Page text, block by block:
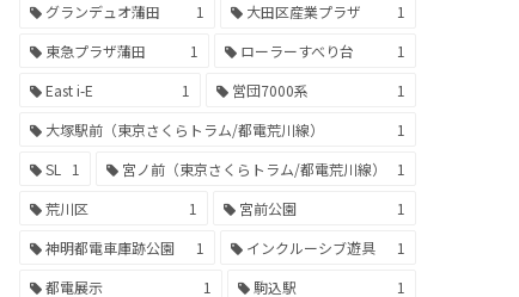
グランデュオ蒲田
1 大田区産業プラザ
1
東急プラザ蒲田
1 ローラーすべり台
1
East i-E
1 営団7000系
1
大塚駅前（東京さくらトラム/都電荒川線）
1
SL
1 宮ノ前（東京さくらトラム/都電荒川線）
1
荒川区
1 宮前公園
1
神明都電車庫跡公園
1 インクルーシブ遊具
1
都電展示
1 駒込駅 1